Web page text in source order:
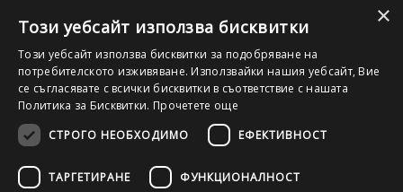
Моят профил
Моят профил
История на поръчките
Желани продукти
×
Този уебсайт използва бисквитки
Този уебсайт използва бисквитки за подобряване на
потребителското изживяване. Използвайки нашия уебсайт, Вие
се съгласявате с всички бисквитки в съответствие с нашата
Политика за Бисквитки. Прочетете още
СТРОГО НЕОБХОДИМО
ЕФЕКТИВНОСТ
ТАРГЕТИРАНЕ ФУНКЦИОНАЛНОСТ